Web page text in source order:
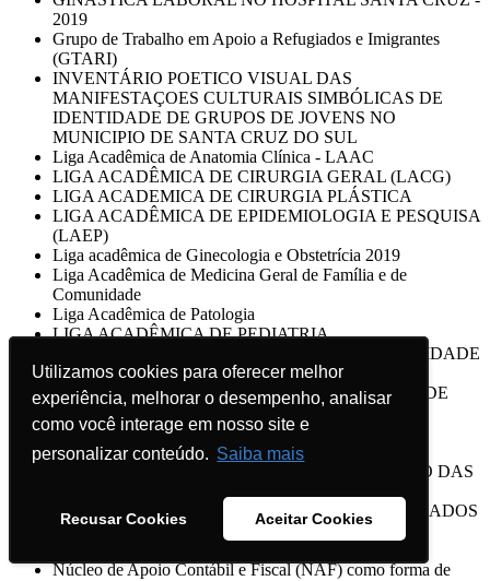
Utilizamos cookies para oferecer melhor
experiência, melhorar o desempenho, analisar
como você interage em nosso site e
personalizar conteúdo. Saiba mais
Recusar Cookies Aceitar Cookies
Utilizamos cookies para oferecer melhor
experiência, melhorar o desempenho, analisar
como você interage em nosso site e
personalizar conteúdo. Saiba mais
Recusar Cookies Aceitar Cookies
2019
Grupo de Trabalho em Apoio a Refugiados e Imigrantes
(GTARI)
INVENTÁRIO POETICO VISUAL DAS
MANIFESTAÇOES CULTURAIS SIMBÓLICAS DE
IDENTIDADE DE GRUPOS DE JOVENS NO
MUNICIPIO DE SANTA CRUZ DO SUL
Liga Acadêmica de Anatomia Clínica - LAAC
LIGA ACADÊMICA DE CIRURGIA GERAL (LACG)
LIGA ACADEMICA DE CIRURGIA PLÁSTICA
LIGA ACADÊMICA DE EPIDEMIOLOGIA E PESQUISA
(LAEP)
Liga acadêmica de Ginecologia e Obstetrícia 2019
Liga Acadêmica de Medicina Geral de Família e de
Comunidade
Liga Acadêmica de Patologia
LIGA ACADÊMICA DE PEDIATRIA
LIGA ACADÊMICA DO CÂNCER DA UNIVERSIDADE
DE SANTA CRUZ DO SUL
LIGA ACADÊMICA DO RIM - UNIVERSIDADE DE
SANTA CRUZ DO SUL - UNISC 2019
LIGA ACADÊMICA DO TRAUMA
LIGA DE MEDICINA DE EMERGÊNCIA/2019
Liga de Otorrinolaringologia UNISC 2019 - ESTUDO DAS
ORIENTAÇÕES AOS PACIENTES DIAGNOSTICADOS
COM A DOENÇA
Núcleo de Apoio Contábil e Fiscal (NAF) como forma de